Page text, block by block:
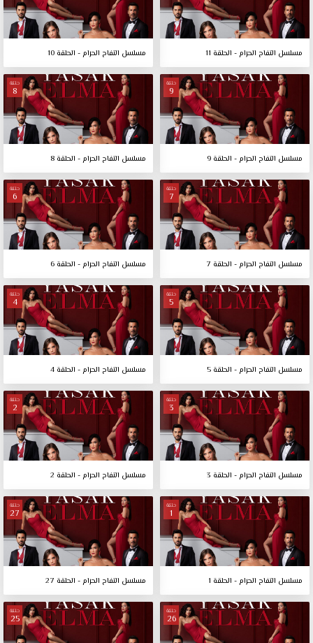
مسلسل التفاح الحرام - الحلقة 11 مسلسل التفاح الحرام - الحلقة 10
حلقة
9
مسلسل التفاح الحرام - الحلقة 9
حلقة
8
مسلسل التفاح الحرام - الحلقة 8
حلقة
7
مسلسل التفاح الحرام - الحلقة 7
حلقة
6
مسلسل التفاح الحرام - الحلقة 6
حلقة
5
مسلسل التفاح الحرام - الحلقة 5
حلقة
4
مسلسل التفاح الحرام - الحلقة 4
حلقة
3
مسلسل التفاح الحرام - الحلقة 3
حلقة
2
مسلسل التفاح الحرام - الحلقة 2
حلقة
1
مسلسل التفاح الحرام - الحلقة 1
حلقة
27
مسلسل التفاح الحرام - الحلقة 27
حلقة
26
حلقة
25